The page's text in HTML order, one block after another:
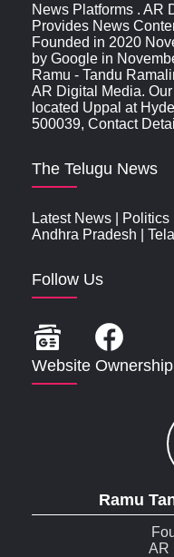
News Platforms . AR
Provides News
Founded in 2020
by Google in
Ramu - Tandu
AR Digital Media.
located Uppal at
500039, Contact
The Telugu News
Latest News Politics
Andhra Pradesh
Follow Us
Website Ownership
Ramu
AR